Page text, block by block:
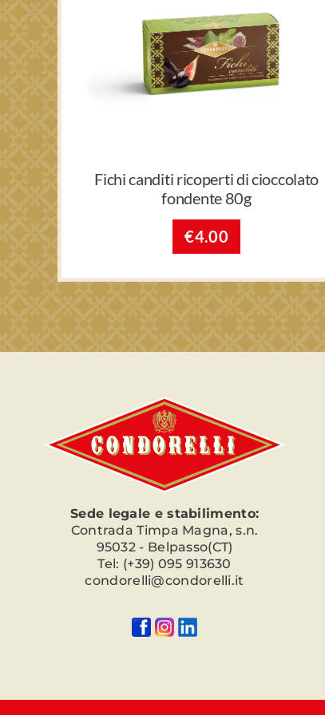
Fichi canditi ricoperti di cioccolato
fondente 80g
€4.00
Sede legale e stabilimento:
Contrada Timpa Magna, s.n.
95032 - Belpasso(CT)
Tel: (+39) 095 913630
condorelli@condorelli.it